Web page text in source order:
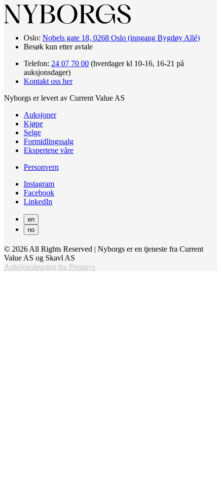
Oslo: Nobels gate 18, 0268 Oslo (inngang Bygdøy Allé)
Besøk kun etter avtale
Telefon: 24 07 70 00 (hverdager kl 10-16, 16-21 på
auksjonsdager)
Kontakt oss her
Nyborgs er levert av Current Value AS
Auksjoner
Kjøpe
Selge
Formidlingssalg
Ekspertene våre
Personvern
Instagram
Facebook
LinkedIn
en
no
© 2026 All Rights Reserved | Nyborgs er en tjeneste fra Current
Value AS og Skavl AS
Auksjonsløsning fra Promsys